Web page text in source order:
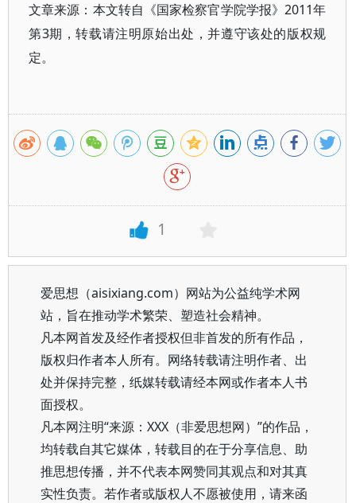
文章来源：本文转自《国家检察官学院学报》2011年
第3期，转载请注明原始出处，并遵守该处的版权规
定。
1
爱思想（aisixiang.com）网站为公益纯学术网
站，旨在推动学术繁荣、塑造社会精神。
凡本网首发及经作者授权但非首发的所有作品，
版权归作者本人所有。网络转载请注明作者、出
处并保持完整，纸媒转载请经本网或作者本人书
面授权。
凡本网注明“来源：XXX（非爱思想网）”的作品，
均转载自其它媒体，转载目的在于分享信息、助
推思想传播，并不代表本网赞同其观点和对其真
实性负责。若作者或版权人不愿被使用，请来函